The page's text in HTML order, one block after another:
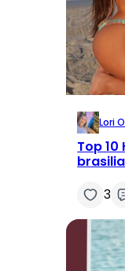
Lori
Top 10
3